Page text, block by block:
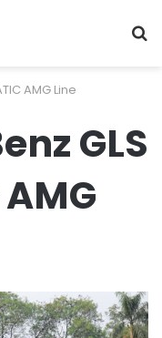
AMG Line
GLS